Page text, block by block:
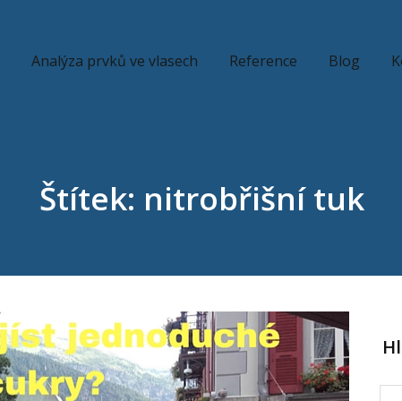
Analýza prvků ve vlasech Reference Blog
Štítek: nitrobřišní tuk